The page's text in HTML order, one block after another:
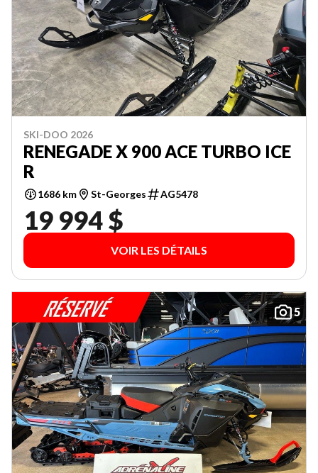
SKI-DOO 2026
RENEGADE X 900 ACE TURBO ICE
R
1686 km St-Georges AG5478
19 994 $
VOIR LES DÉTAILS
5